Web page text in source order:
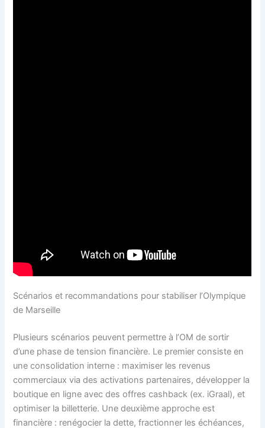
Scénarios et recommandations pour stabiliser l’Olympique
de Marseille
Plusieurs scénarios peuvent permettre à l’OM de sortir
d’une phase de tension financière. Le premier consiste en
une consolidation interne : maximiser les revenus
commerciaux via des activations partenaires, développer la
boutique en ligne avec des offres cashback (ex. iGraal), et
optimiser la billetterie. Une deuxième approche est
financière : renégocier la dette, fractionner les échéances,